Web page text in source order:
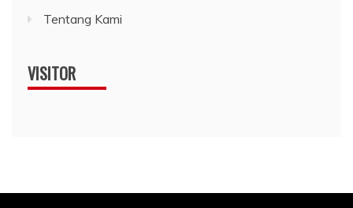
Tentang Kami
VISITOR